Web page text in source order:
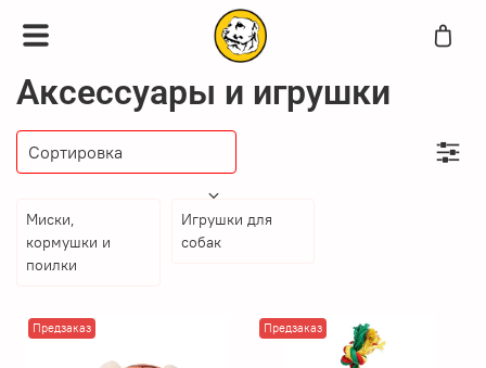
Аксессуары и игрушки
Миски,
кормушки и
поилки
Игрушки для
собак
Предзаказ Предзаказ